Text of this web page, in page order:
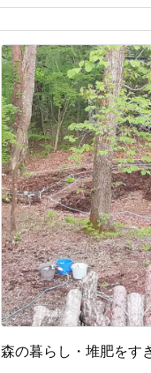
森の暮らし・堆肥をす